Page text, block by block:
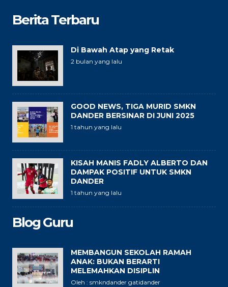
Berita Terbaru
Di Bawah Atap yang Retak
2 bulan yang lalu
GOOD NEWS, TIGA MURID SMKN
DANDER BERSINAR DI JUNI 2025
1 tahun yang lalu
KISAH MANIS FADLY ALBERTO DAN
DAMPAK POSITIF UNTUK SMKN
DANDER
1 tahun yang lalu
Blog Guru
MEMBANGUN SEKOLAH RAMAH
ANAK: BUKAN BERARTI
MELEMAHKAN DISIPLIN
Oleh : smkndander gatidander